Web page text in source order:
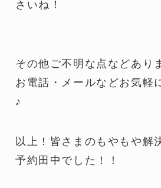
さいね！
その他ご不明な点などあり
お電話・メールなどお気軽
♪
以上！皆さまのもやもや解
予約田中でした！！